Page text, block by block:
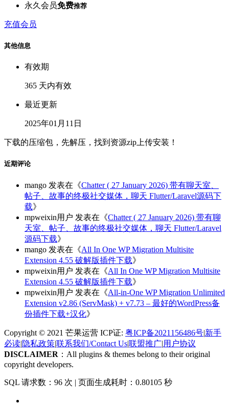
永久会员免费推荐
充值会员
其他信息
有效期
365 天内有效
最近更新
2025年01月11日
下载的压缩包，先解压，找到资源zip上传安装！
近期评论
mango 发表在《Chatter ( 27 January 2026) 带有聊天室、
帖子、故事的终极社交媒体，聊天 Flutter/Laravel源码下
载》
mpweixin用户 发表在《Chatter ( 27 January 2026) 带有聊
天室、帖子、故事的终极社交媒体，聊天 Flutter/Laravel
源码下载》
mango 发表在《All In One WP Migration Multisite
Extension 4.55 破解版插件下载》
mpweixin用户 发表在《All In One WP Migration Multisite
Extension 4.55 破解版插件下载》
mpweixin用户 发表在《All-in-One WP Migration Unlimited
Extension v2.86 (ServMask) + v7.73 – 最好的WordPress备
份插件下载+汉化》
Copyright © 2021 芒果运营 ICP证: 粤ICP备2021156486号|新手
必读|隐私政策|联系我们/Contact Us|联盟推广|用户协议
DISCLAIMER ：All plugins & themes belong to their original
copyright developers.
SQL 请求数：96 次 | 页面生成耗时：0.80105 秒